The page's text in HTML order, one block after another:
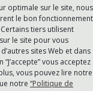
optimale sur le site, nous
le bon fonctionnement
tiers utilisent
le site pour vous
sites Web et dans
vous acceptez
vous pouvez lire notre
notre “Politique de